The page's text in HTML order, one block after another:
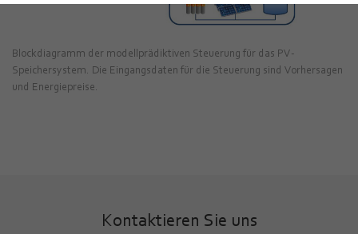
Blockdiagramm der modellprädiktiven Steuerung für das PV-
Speichersystem. Die Eingangsdaten für die Steuerung sind Vorhersagen
und Energiepreise.
Kontaktieren Sie uns